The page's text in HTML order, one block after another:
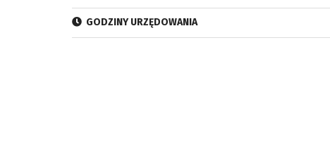
GODZINY URZĘDOWANIA